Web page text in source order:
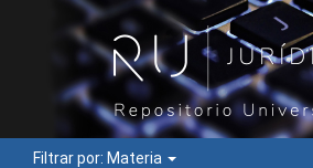
Filtrar por: Materia